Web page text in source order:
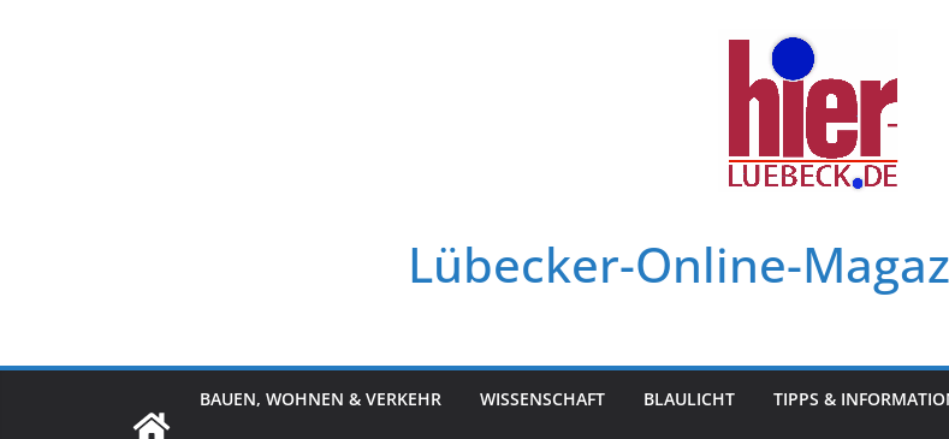
Lübecker-Online-
BAUEN, WOHNEN & VERKEHR WISSENSCHAFT BLAULICHT TIPPS &